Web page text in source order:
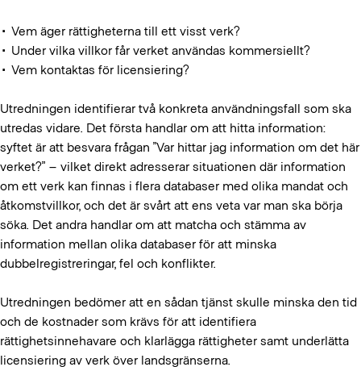
• Vem äger rättigheterna till ett visst verk?
• Under vilka villkor får verket användas kommersiellt?
• Vem kontaktas för licensiering?
Utredningen identifierar två konkreta användningsfall som ska
utredas vidare. Det första handlar om att hitta information:
syftet är att besvara frågan ”Var hittar jag information om det här
verket?” – vilket direkt adresserar situationen där information
om ett verk kan finnas i flera databaser med olika mandat och
åtkomstvillkor, och det är svårt att ens veta var man ska börja
söka. Det andra handlar om att matcha och stämma av
information mellan olika databaser för att minska
dubbelregistreringar, fel och konflikter.
Utredningen bedömer att en sådan tjänst skulle minska den tid
och de kostnader som krävs för att identifiera
rättighetsinnehavare och klarlägga rättigheter samt underlätta
licensiering av verk över landsgränserna.